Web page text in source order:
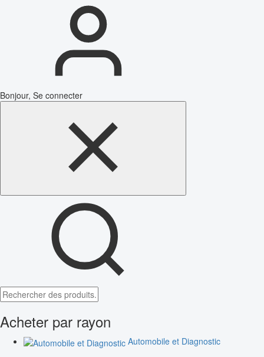
Bonjour, Se connecter
Acheter par rayon
Automobile et Diagnostic